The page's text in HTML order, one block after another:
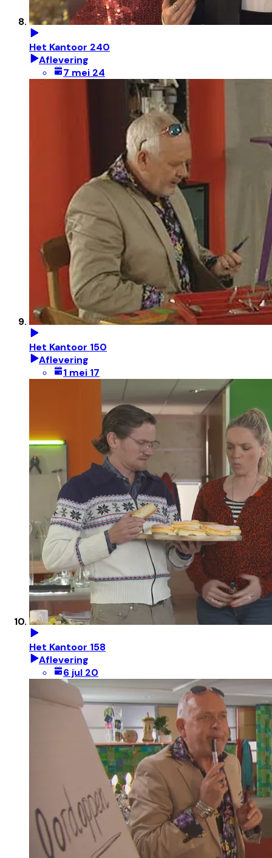
Het Kantoor 240
Aflevering
7 mei 24
Het Kantoor 150
Aflevering
1 mei 17
Het Kantoor 158
Aflevering
6 jul 20